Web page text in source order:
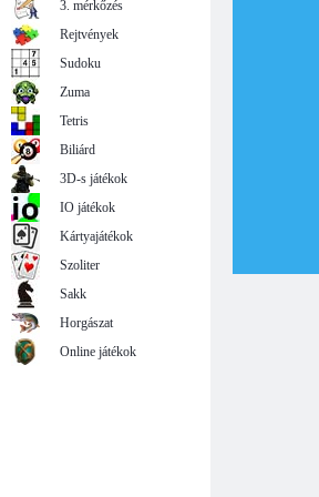
3. mérkőzés
Rejtvények
Sudoku
Zuma
Tetris
Biliárd
3D-s játékok
IO játékok
Kártyajátékok
Szoliter
Sakk
Horgászat
Online játékok